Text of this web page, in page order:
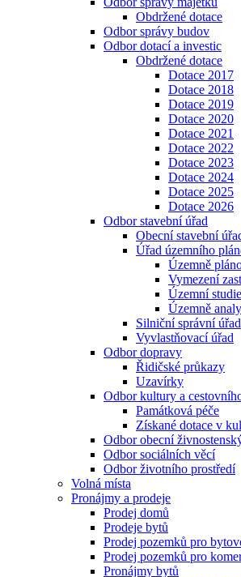
Obdržené dotace
Odbor správy budov
Odbor dotací a investic
Obdržené dotace
Dotace 2017
Dotace 2018
Dotace 2019
Dotace 2020
Dotace 2021
Dotace 2022
Dotace 2023
Dotace 2024
Dotace 2025
Dotace 2026
Odbor stavební úřad
Obecní stavební
Úřad územního
Územně
Vymezení
Územní studie
Územně
Silniční správní úřad
Vyvlastňovací úřad
Odbor dopravy
Řidičské průkazy
Uzavírky
Odbor kultury a
Památková péče
Získané dotace v
Odbor obecní
Odbor sociálních věcí
Odbor životního prostředí
Volná místa
Pronájmy a prodeje
Prodej domů
Prodeje bytů
Prodej pozemků pro
Prodej pozemků pro
Pronájmy bytů